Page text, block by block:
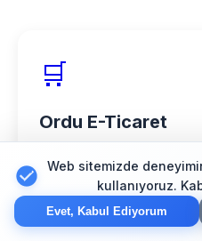
🛒
Ordu E-Ticaret
Web sitemizde
kullanıyoruz.
Evet, Kabul Ediyorum